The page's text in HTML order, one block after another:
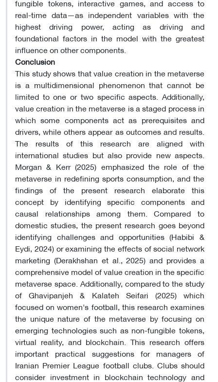
real-time data—as independent variables with the
highest driving power, acting as driving and
foundational factors in the model with the greatest
influence on other components.
Conclusion
This study shows that value creation in the metaverse
is a multidimensional phenomenon that cannot be
limited to one or two specific aspects. Additionally,
value creation in the metaverse is a staged process in
which some components act as prerequisites and
drivers, while others appear as outcomes and results.
The results of this research are aligned with
international studies but also provide new aspects.
Morgan & Kerr (2025) emphasized the role of the
metaverse in redefining sports consumption, and the
findings of the present research elaborate this
concept by identifying specific components and
causal relationships among them. Compared to
domestic studies, the present research goes beyond
identifying challenges and opportunities (Habibi &
Eydi, 2024) or examining the effects of social network
marketing (Derakhshan et al., 2025) and provides a
comprehensive model of value creation in the specific
metaverse space. Additionally, compared to the study
of Ghavipanjeh & Kalateh Seifari (2025) which
focused on women's football, this research examines
the unique nature of the metaverse by focusing on
emerging technologies such as non-fungible tokens,
virtual reality, and blockchain. This research offers
important practical suggestions for managers of
Iranian Premier League football clubs. Clubs should
consider investment in blockchain technology and